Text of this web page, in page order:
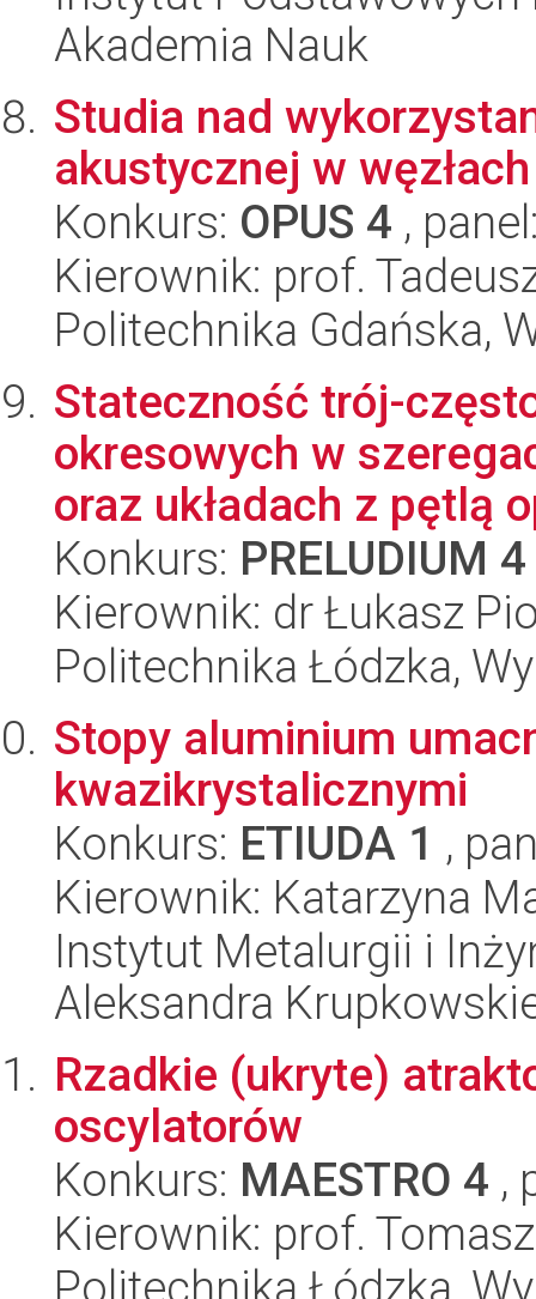
Akademia Nauk
Studia nad
akustycznej w
Konkurs: OPUS 4 ,
Kierownik: prof.
Politechnika Gdańska,
Stateczność trój-
okresowych w
oraz układach z pętlą
Konkurs: PRELUDIUM 4
Kierownik: dr Łukasz
Politechnika Łódzka,
Stopy aluminium
kwazikrystalicznymi
Konkurs: ETIUDA 1 ,
Kierownik: Katarzyna
Instytut Metalurgii i
Aleksandra
Rzadkie (ukryte)
oscylatorów
Konkurs: MAESTRO 4 ,
Kierownik: prof.
Politechnika Łódzka,